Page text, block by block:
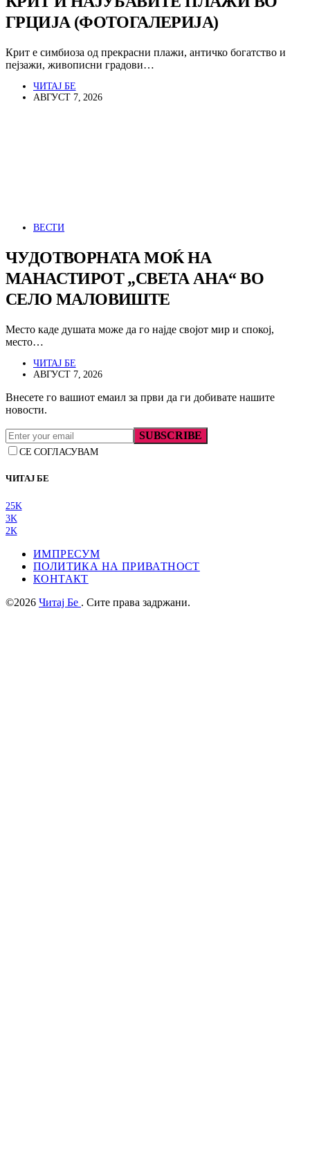
ГРЦИЈА (ФОТОГАЛЕРИЈА)
Крит е симбиоза од прекрасни плажи, античко богатство и
пејзажи, живописни градови…
ЧИТАЈ БЕ
АВГУСТ 7, 2026
ВЕСТИ
ЧУДОТВОРНАТА МОЌ НА
МАНАСТИРОТ „СВЕТА АНА“ ВО
СЕЛО МАЛОВИШТЕ
Место каде душата може да го најде својот мир и спокој,
место…
ЧИТАЈ БЕ
АВГУСТ 7, 2026
Внесете го вашиот емаил за први да ги добивате нашите
новости.
SUBSCRIBE
СЕ СОГЛАСУВАМ
ЧИТАЈ БЕ
25K
3K
2K
ИМПРЕСУМ
ПОЛИТИКА НА ПРИВАТНОСТ
КОНТАКТ
©2026 Читај Бе . Сите права задржани.